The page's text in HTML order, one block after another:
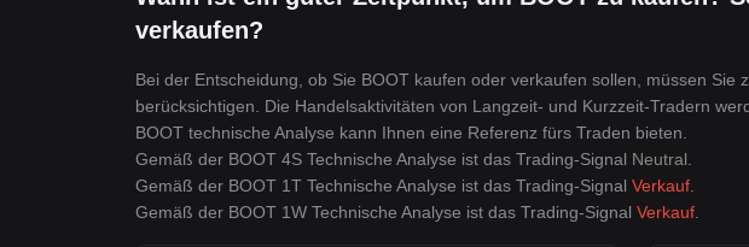
verkaufen?
Bei der Entscheidung, ob Sie BOOT kaufen oder verkaufen sollen, müssen Sie
berücksichtigen. Die Handelsaktivitäten von Langzeit- und Kurzzeit-Tradern
BOOT technische Analyse kann Ihnen eine Referenz fürs Traden bieten.
Gemäß der BOOT 4S Technische Analyse ist das Trading-Signal Neutral
Gemäß der BOOT 1T Technische Analyse ist das Trading-Signal Verkauf
Gemäß der BOOT 1W Technische Analyse ist das Trading-Signal Verkauf